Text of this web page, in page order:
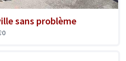
sans problème
0